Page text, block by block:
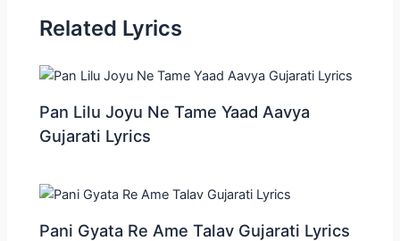
Related Lyrics
Pan Lilu Joyu Ne Tame Yaad Aavya
Gujarati Lyrics
Pani Gyata Re Ame Talav Gujarati Lyrics